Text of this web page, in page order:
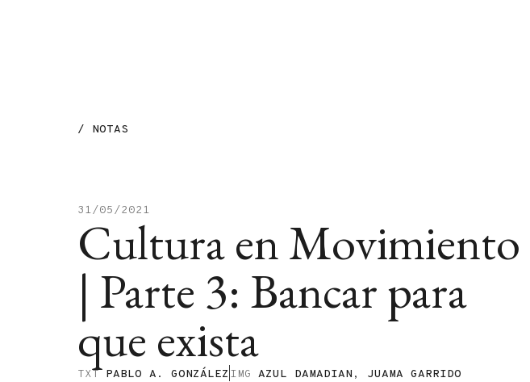
/ NOTAS
31/05/2021
Cultura en Movimiento
| Parte 3: Bancar para
que exista
TXT PABLO A. GONZÁLEZ IMG AZUL DAMADIAN , JUAMA GARRIDO